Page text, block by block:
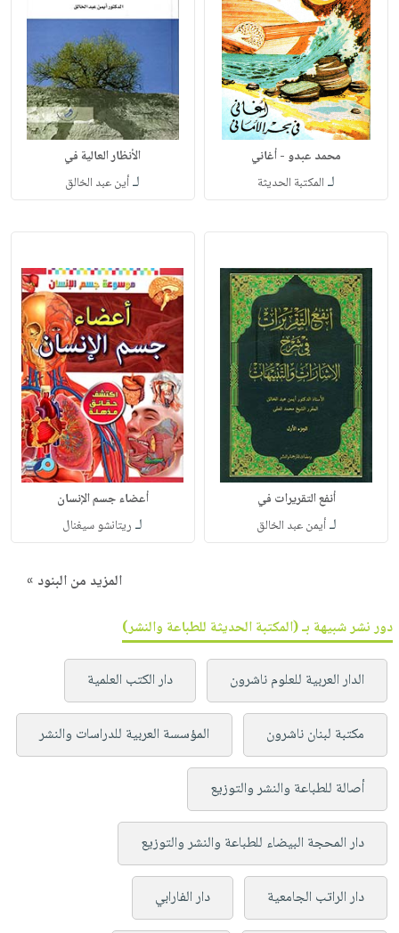
محمد عبدو - أغاني
لـ المكتبة الحديثة
الأنظار العالية في
لـأين عبد الخالق
أنفع التقريرات في
لـأيمن عبد الخالق
أعضاء جسم الإنسان
لـ ريتانشو سيغنال
المزيد من البنود »
دور نشر شبيهة بـ (المكتبة الحديثة للطباعة والنشر)
الدار العربية للعلوم ناشرون دار الكتب العلمية
مكتبة لبنان ناشرون المؤسسة العربية للدراسات والنشر
أصالة للطباعة والنشر والتوزيع
دار المحجة البيضاء للطباعة والنشر والتوزيع
دار الراتب الجامعية دار الفارابي